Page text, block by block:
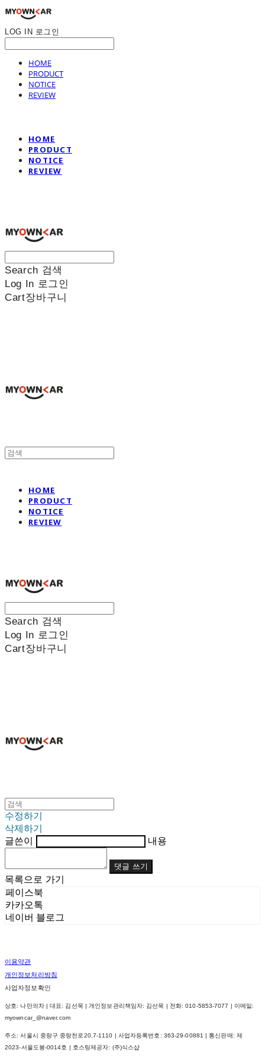
LOG IN 로그인
HOME
PRODUCT
NOTICE
REVIEW
HOME
PRODUCT
NOTICE
REVIEW
Search 검색
Log In 로그인
Cart장바구니
HOME
PRODUCT
NOTICE
REVIEW
Search 검색
Log In 로그인
Cart장바구니
수정하기
삭제하기
글쓴이
내용
댓글 쓰기
목록으로 가기
페이스북
카카오톡
네이버 블로그
이용약관
개인정보처리방침
사업자정보확인
상호: 나만의차 | 대표: 김선묵 | 개인정보관리책임자: 김선묵 | 전화: 010-5853-7077 | 이메일:
myowncar_@naver.com
주소: 서울시 중랑구 중랑천로20,7-1110 | 사업자등록번호: 363-29-00881 | 통신판매: 제
2023-서울도봉-0014호
| 호스팅제공자: (주)식스샵